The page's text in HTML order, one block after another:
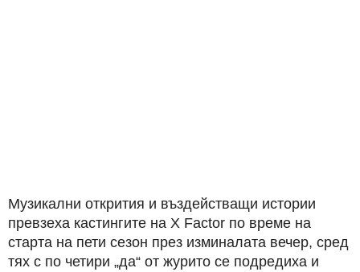
Музикални открития и въздействащи истории
превзеха кастингите на X Factor по време на
старта на пети сезон през изминалата вечер, сред
тях с по четири „да“ от журито се подредиха и